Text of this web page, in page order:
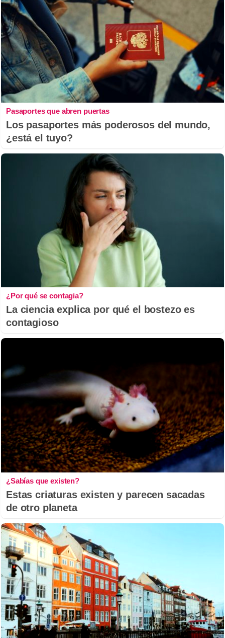
Pasaportes que abren puertas
Los pasaportes más poderosos del mundo,
¿está el tuyo?
¿Por qué se contagia?
La ciencia explica por qué el bostezo es
contagioso
¿Sabías que existen?
Estas criaturas existen y parecen sacadas
de otro planeta